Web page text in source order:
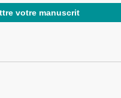
votre manuscrit